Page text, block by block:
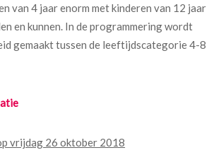
van 4 jaar enorm met kinderen van 12 jaar
en kunnen. In de programmering wordt
gemaakt tussen de leeftijdscategorie 4-8
vrijdag 26 oktober 2018